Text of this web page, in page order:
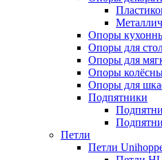
Опоры
Опоры для
Опоры для
Опоры
Опоры для
Подпятники
Петли
Петли